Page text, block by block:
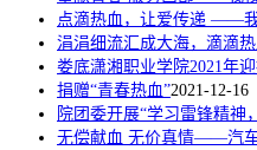
点滴热血，让爱传递 ——
涓涓细流汇成大海，滴滴
娄底潇湘职业学院2021年
捐赠“青春热血”2021-12-16
院团委开展“学习雷锋精神
无偿献血 无价真情——汽